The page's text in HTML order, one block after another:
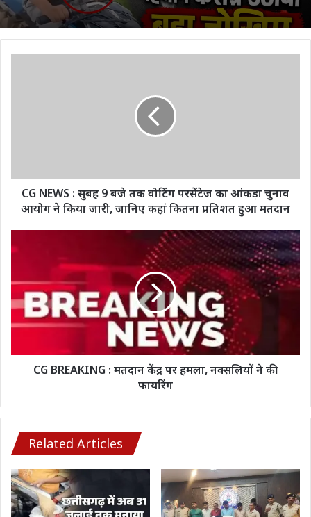
परसेंटेज
आंकड़ा
ने
जारी,
जानिए
कहां
कितना
CG NEWS : सुबह 9 बजे तक वोटिंग परसेंटेज का आंकड़ा चुनाव
आयोग ने किया जारी, जानिए कहां कितना प्रतिशत हुआ मतदान
BREAKING
मतदान
केंद्र
पर
हमला,
ने
CG BREAKING : मतदान केंद्र पर हमला, नक्सलियों ने की
फायरिंग
Related Articles